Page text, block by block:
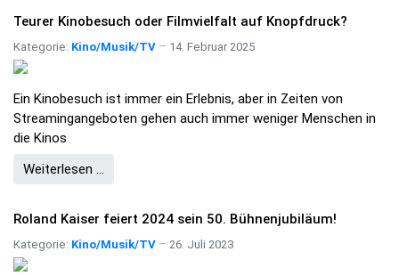
Teurer Kinobesuch oder Filmvielfalt auf Knopfdruck?
Kategorie: Kino/Musik/TV 14. Februar 2025
Ein Kinobesuch ist immer ein Erlebnis, aber in Zeiten von
Streamingangeboten gehen auch immer weniger Menschen in
die Kinos
Weiterlesen …
Roland Kaiser feiert 2024 sein 50. Bühnenjubiläum!
Kategorie: Kino/Musik/TV 26. Juli 2023